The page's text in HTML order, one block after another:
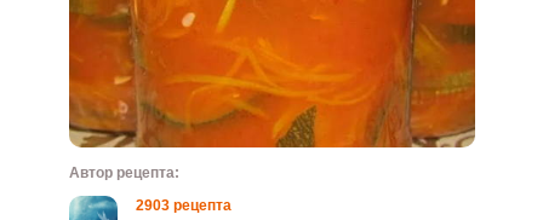
Автор рецепта:
2903 рецепта